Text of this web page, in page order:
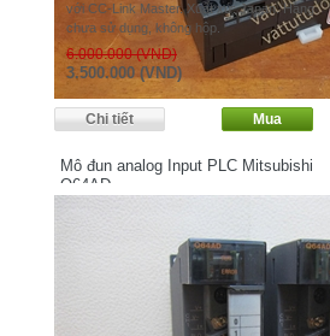
với CC-Link Master. Xuất xứ: Japan. Hàng
chưa sử dụng, không hộp.
6.000.000 (VND)
3.500.000 (VND)
Mô đun analog Input PLC Mitsubishi
Q64AD